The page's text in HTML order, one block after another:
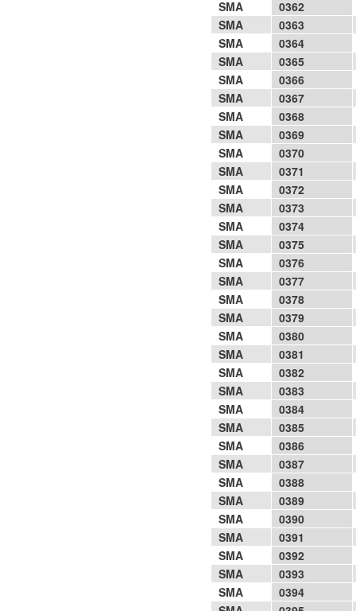
SMA
0362
SMA
0363
SMA
0364
SMA
0365
SMA
0366
SMA
0367
SMA
0368
SMA
0369
SMA
0370
SMA
0371
SMA
0372
SMA
0373
SMA
0374
SMA
0375
SMA
0376
SMA
0377
SMA
0378
SMA
0379
SMA
0380
SMA
0381
SMA
0382
SMA
0383
SMA
0384
SMA
0385
SMA
0386
SMA
0387
SMA
0388
SMA
0389
SMA
0390
SMA
0391
SMA
0392
SMA
0393
SMA
0394